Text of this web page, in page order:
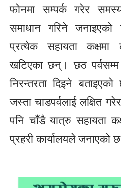
फोनमा सम्पर्क गरेर
समाधान गरिने
प्रत्येक सहायता कक्षमा
खटिएका छन्। छठ पर्वसम्म
निरन्तरता दिइने
जस्ता चाडपर्वलाई लक्षित
पनि चाँडै यात्रु सहायता
प्रहरी कार्यालयले जनाएको